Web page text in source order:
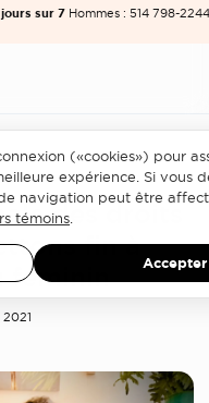
sur 7 Hommes : 514 798-
des droits
fin à
féminin
(«cookies») pour
expérience. Si vous
navigation peut être
témoins
Accepter